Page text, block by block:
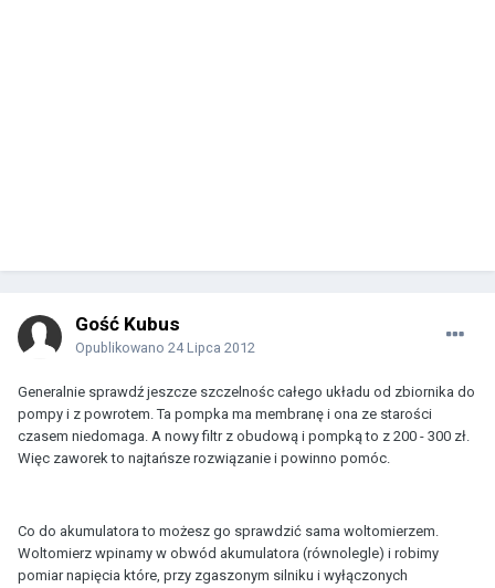
Gość Kubus
Opublikowano 24 Lipca 2012
Generalnie sprawdź jeszcze szczelnośc całego układu od zbiornika do
pompy i z powrotem. Ta pompka ma membranę i ona ze starości
czasem niedomaga. A nowy filtr z obudową i pompką to z 200 - 300 zł.
Więc zaworek to najtańsze rozwiązanie i powinno pomóc.
Co do akumulatora to możesz go sprawdzić sama woltomierzem.
Woltomierz wpinamy w obwód akumulatora (równolegle) i robimy
pomiar napięcia które, przy zgaszonym silniku i wyłączonych